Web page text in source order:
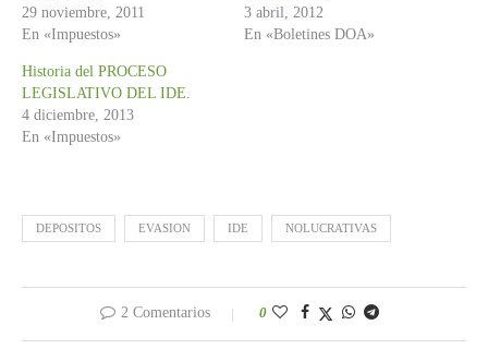
29 noviembre, 2011
En «Impuestos»
3 abril, 2012
En «Boletines DOA»
Historia del PROCESO
LEGISLATIVO DEL IDE.
4 diciembre, 2013
En «Impuestos»
DEPOSITOS EVASION IDE NOLUCRATIVAS
2 Comentarios 0